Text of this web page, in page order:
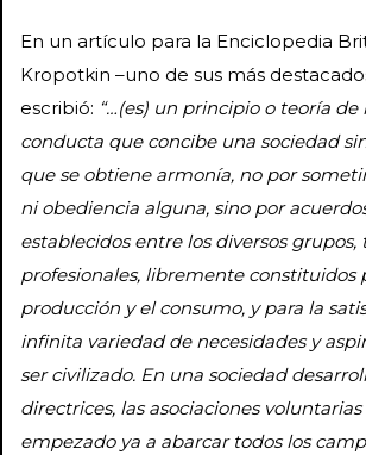
En un artículo para la Enciclopedia
Kropotkin –uno de sus más
escribió: “…(es) un principio o teoría de
conducta que concibe una sociedad
que se obtiene armonía, no por
ni obediencia alguna, sino por
establecidos entre los diversos grupos,
profesionales, libremente constituidos
producción y el consumo, y para la
infinita variedad de necesidades y
ser civilizado. En una sociedad
directrices, las asociaciones
empezado ya a abarcar todos los